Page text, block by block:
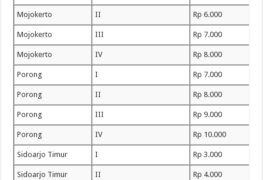
Mojokerto II Rp 6.000
Mojokerto III Rp 7.000
Mojokerto IV Rp 8.000
Porong I Rp 7.000
Porong II Rp 8.000
Porong III Rp 9.000
Porong IV Rp 10.000
Sidoarjo Timur I Rp 3.000
Sidoarjo Timur II Rp 4.000